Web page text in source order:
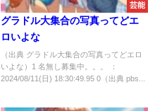
芸能
グラドル大集合の写真ってどエ
ロいよな
（出典 グラドル大集合の写真ってどエロ
いよな）1 名無し募集中。。。 ：
2024/08/11(日) 18:30:49.95 0（出典 pbs...